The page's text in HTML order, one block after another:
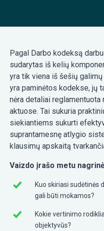
Pagal Darbo kodeksą
sudarytas iš kelių
yra tik viena iš šešių
yra paminėtos kodekse, jų
nėra detaliai
aktuose. Tai sukuria
siekiantiems sukurti
suprantamesnę atlygio
klausimų apskaitą
Vaizdo įrašo metu
Kuo skiriasi sudėtinės
gali būti mokamos?
Kokie vertinimo
objektyvūs?